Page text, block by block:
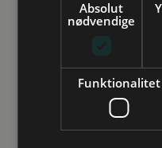
Gennem de unges tid
møder de unge
både til oplæg i
vejledningssamtaler,
Absolut
nødvendige
Funktionalitet